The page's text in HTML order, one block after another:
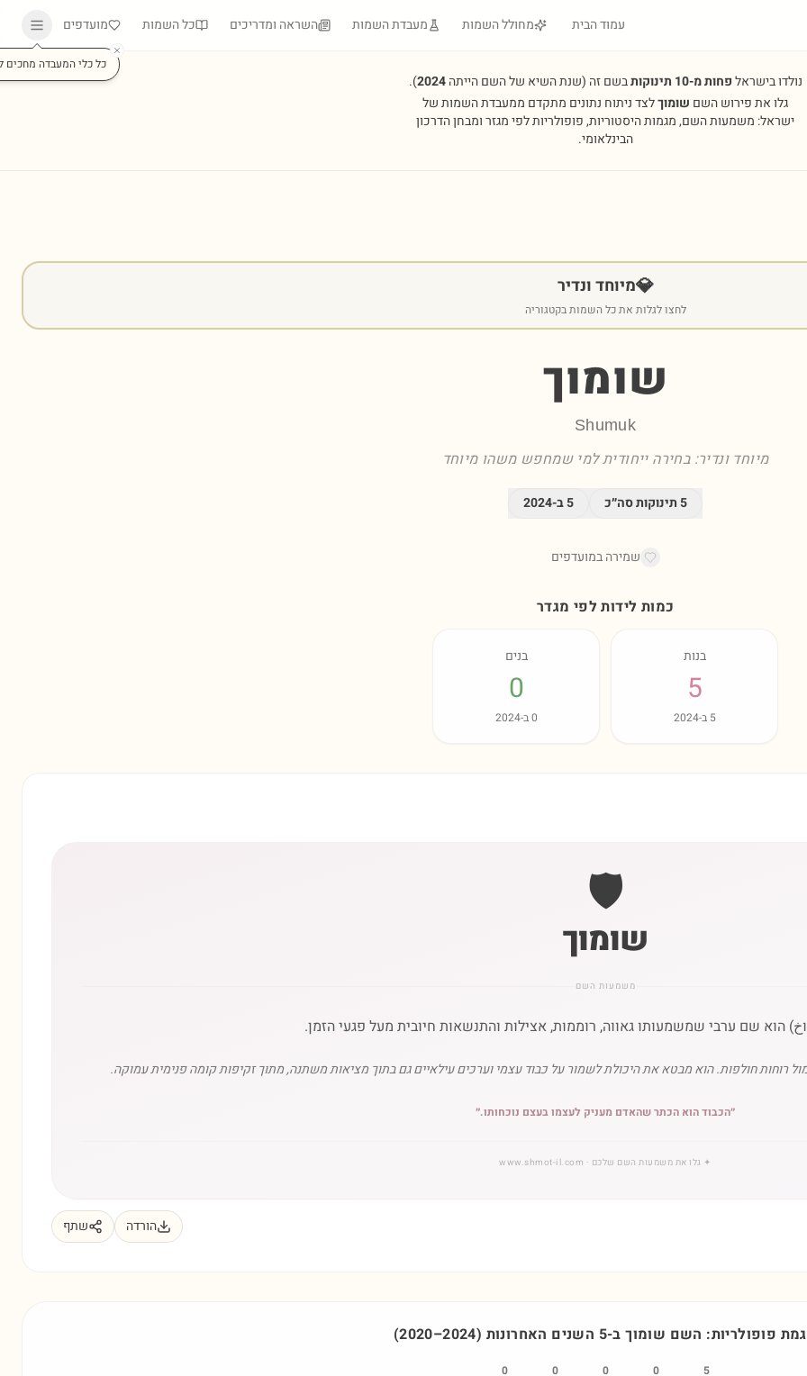
עמוד הבית מחולל השמות מעבדת השמות השראה ומדריכים כל השמות מועדפים
כל כלי המעבדה מחכים
נולדו בישראלפחות מ-10 תינוקות בשם זה (שנת השיא של השם הייתה2024
).
גלו את פירוש השם שומוךלצד ניתוח נתונים מתקדם ממעבדת השמות של
ישראל: משמעות השם, מגמות היסטוריות, פופולריות לפי מגזר ומבחן הדרכון
הבינלאומי.
💎מיוחד ונדיר
לחצו לגלות את כל השמות בקטגוריה
שומוך
Shumuk
מיוחד ונדיר: בחירה ייחודית למי שמחפש משהו מיוחד
5תינוקות סה״כ 5ב-2024
שמירה במועדפים
כמות לידות לפי מגדר
בנות
5
5 ב-2024
בנים
0
0ב-2024
🛡️
שומוך
משמעות השם
הוא שם ערבי שמשמעותו גאווה, רוממות, אצילות והתנשאות חיובית מעל פגעי הזמן.
חולפות. הוא מבטא את היכולת לשמור על כבוד עצמי וערכים עילאיים גם בתוך מציאות משתנה, מתוך זקיפות קומה פנימית עמוקה.
״הכבוד הוא הכתר שהאדם מעניק לעצמו בעצם נוכחותו.״
✦ גלו את משמעות השם שלכם · www.shmot-il.com
הורדה שתף
פופולריות: השם שומוךב-5 השנים האחרונות (2020–2024)
5
0
0
0
0